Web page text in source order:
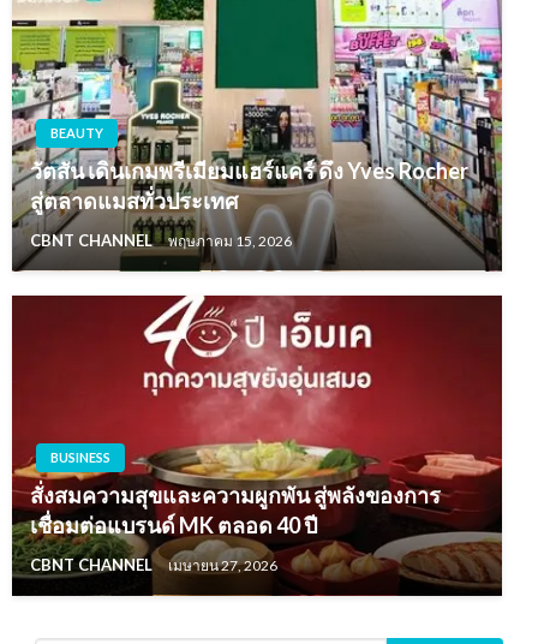
BEAUTY
วัตสัน เดินเกมพรีเมียมแฮร์แคร์ ดึง Yves Rocher
สู่ตลาดแมสทั่วประเทศ
CBNT CHANNEL พฤษภาคม 15, 2026
BUSINESS
สั่งสมความสุขและความผูกพัน สู่พลังของการ
เชื่อมต่อแบรนด์ MK ตลอด 40 ปี
CBNT CHANNEL เมษายน 27, 2026